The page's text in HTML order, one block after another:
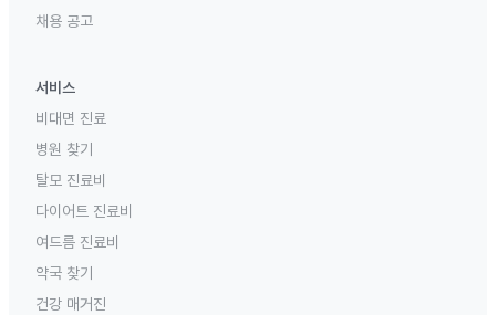
채용 공고
서비스
비대면 진료
병원 찾기
탈모 진료비
다이어트 진료비
여드름 진료비
약국 찾기
건강 매거진